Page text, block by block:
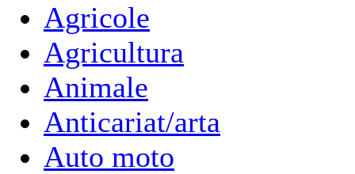
Agricole
Agricultura
Animale
Anticariat/arta
Auto moto